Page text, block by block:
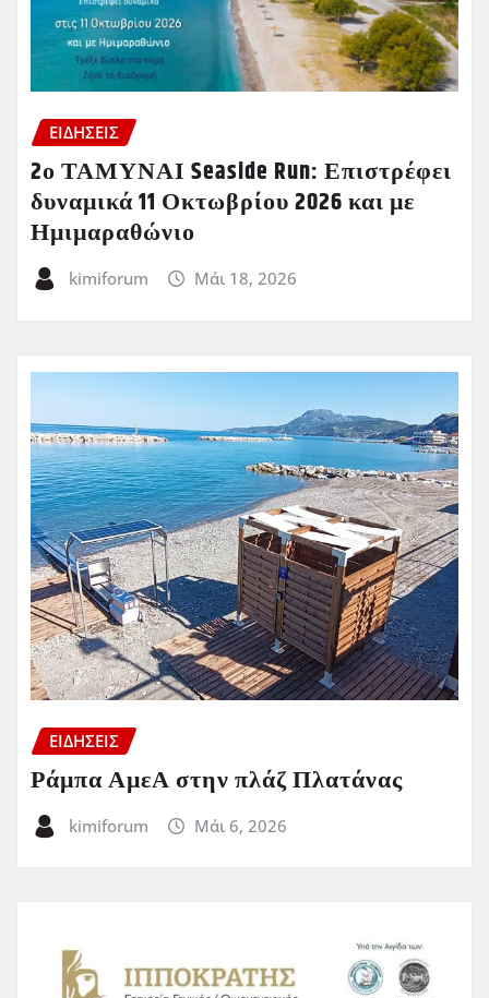
ΕΙΔΗΣΕΙΣ
2ο ΤΑΜΥΝΑΙ Seaside Run: Επιστρέφει
δυναμικά 11 Οκτωβρίου 2026 και με
Ημιμαραθώνιο
kimiforum Μάι 18, 2026
ΕΙΔΗΣΕΙΣ
Ράμπα ΑμεΑ στην πλάζ Πλατάνας
kimiforum Μάι 6, 2026